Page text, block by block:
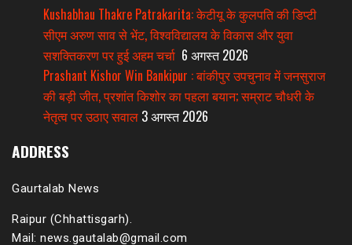
Kushabhau Thakre Patrakarita: केटीयू के कुलपति की डिप्टी
सीएम अरुण साव से भेंट, विश्वविद्यालय के विकास और युवा
सशक्तिकरण पर हुई अहम चर्चा 6 अगस्त 2026
Prashant Kishor Win Bankipur : बांकीपुर उपचुनाव में जनसुराज
की बड़ी जीत, प्रशांत किशोर का पहला बयान; सम्राट चौधरी के
नेतृत्व पर उठाए सवाल 3 अगस्त 2026
ADDRESS
Gaurtalab News
Raipur (Chhattisgarh).
Mail: news.gautalab@gmail.com